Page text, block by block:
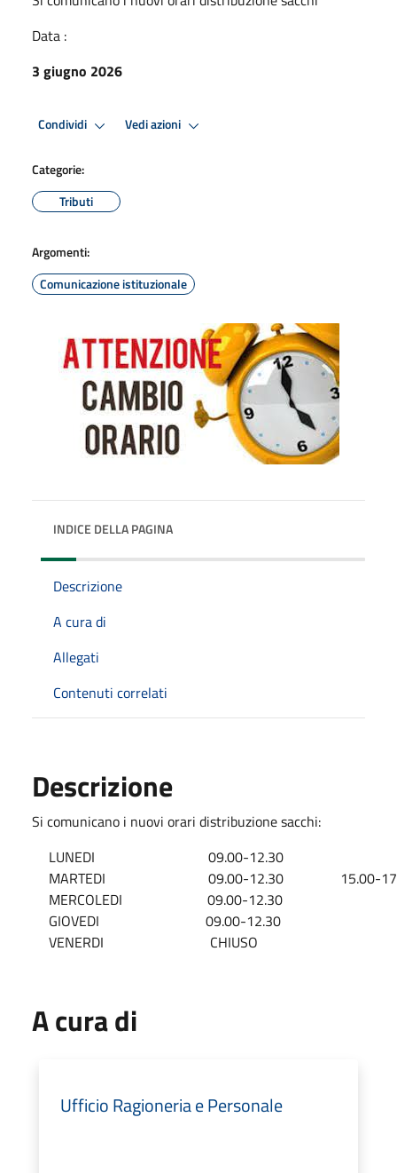
Data :
3 giugno 2026
Condividi Vedi azioni
Categorie:
Tributi
Argomenti:
Comunicazione istituzionale
INDICE DELLA PAGINA
Descrizione
A cura di
Allegati
Contenuti correlati
Descrizione
Si comunicano i nuovi orari distribuzione sacchi:
LUNEDI
09.00-12.30
MARTEDI
09.00-12.30
15.00-
MERCOLEDI
09.00-12.30
GIOVEDI
09.00-12.30
VENERDI
CHIUSO
A cura di
Ufficio Ragioneria e Personale